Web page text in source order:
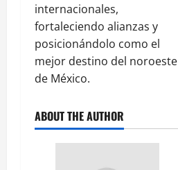
internacionales,
fortaleciendo alianzas y
posicionándolo como el
mejor destino del noroeste
de México.
ABOUT THE AUTHOR